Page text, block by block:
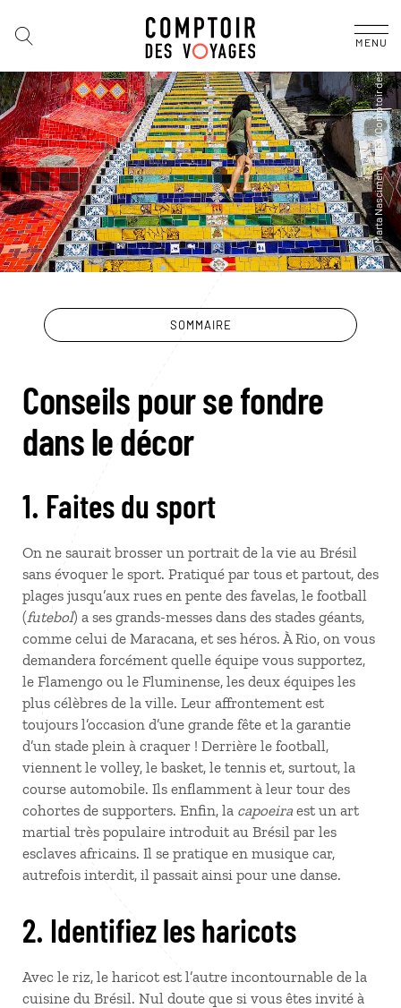
MENU
SOMMAIRE
Conseils pour se fondre
dans le décor
1. Faites du sport
On ne saurait brosser un portrait de la vie au Brésil
sans évoquer le sport. Pratiqué par tous et partout, des
plages jusqu’aux rues en pente des favelas, le football
(futebol) a ses grands-messes dans des stades géants,
comme celui de Maracana, et ses héros. À Rio, on vous
demandera forcément quelle équipe vous supportez,
le Flamengo ou le Fluminense, les deux équipes les
plus célèbres de la ville. Leur affrontement est
toujours l’occasion d’une grande fête et la garantie
d’un stade plein à craquer ! Derrière le football,
viennent le volley, le basket, le tennis et, surtout, la
course automobile. Ils enflamment à leur tour des
cohortes de supporters. Enfin, la capoeira est un art
martial très populaire introduit au Brésil par les
esclaves africains. Il se pratique en musique car,
autrefois interdit, il passait ainsi pour une danse.
2. Identifiez les haricots
Avec le riz, le haricot est l’autre incontournable de la
cuisine du Brésil. Nul doute que si vous êtes invité à